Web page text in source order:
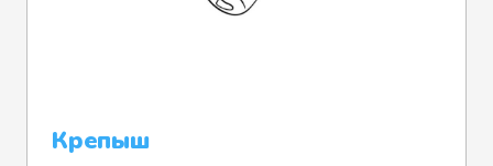
Крепыш